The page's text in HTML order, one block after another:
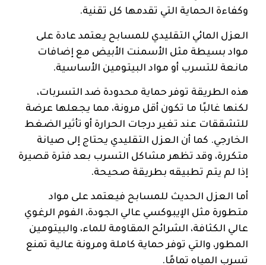
وكفاءة الحماية التي تقدمها كل تقنية.
العزل المائي التقليدي للمسابح يعتمد عادة على
مواد بسيطة مثل الأسمنت الأبيض مع إضافات
مانعة للتسرب أو مواد البيتومين الأساسية.
هذه الطريقة توفر حماية محدودة ضد التسربات،
لكنها غالبًا ما تكون أقل مرونة، مما يجعلها عرضة
للتشققات عند تغير درجات الحرارة أو تأثير الضغط
الخارجي. كما أن العزل التقليدي يحتاج إلى صيانة
متكررة، وقد تظهر مشاكل التسرب بعد فترة قصيرة
إذا لم يتم تطبيقه بطريقة صحيحة.
أما العزل الحديث للمسابح فيعتمد على مواد
متطورة مثل الإيبوكسي عالي الجودة، الفوم الرغوي
عالي الكثافة، الشرائح المقاومة للماء، والبيتومين
المطور، والتي توفر حماية كاملة ومرونة عالية تمنع
تسرب المياه تمامًا.